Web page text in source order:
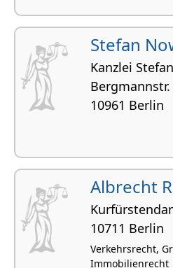
Stefan
Kanzlei
Bergmannstr.
10961 Berlin
Albrecht
10711 Berlin
Verkehrsrecht,
Immobilienrecht